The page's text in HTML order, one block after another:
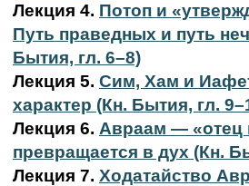
Лекция 4. Потоп и
Путь праведных и путь
Бытия, гл. 6–8)
Лекция 5. Сим, Хам и
характер (Кн. Бытия, гл.
Лекция 6. Авраам —
превращается в дух (Кн.
Лекция 7. Ходатайство